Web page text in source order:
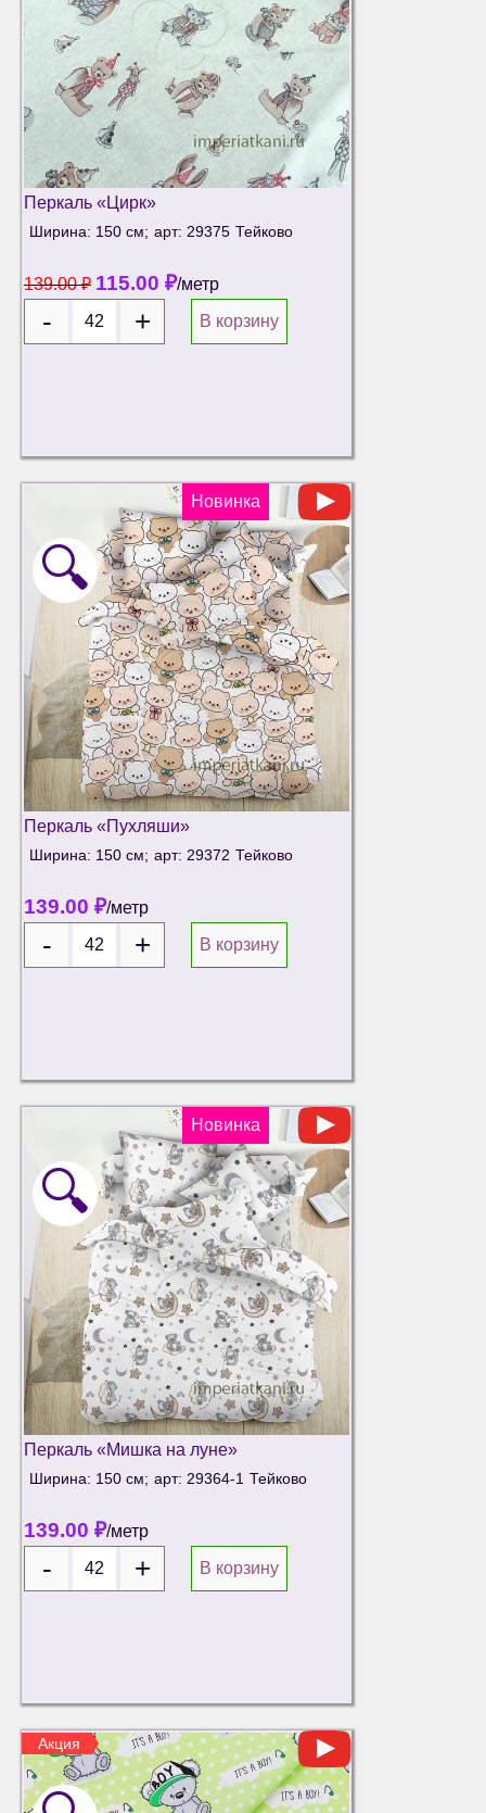
Перкаль «Цирк»
Ширина: 150 см; арт: 29375 Тейково
139.00₽ 115.00 ₽/метр
В корзину
🔍
Новинка
Перкаль «Пухляши»
Ширина: 150 см; арт: 29372 Тейково
139.00 ₽/метр
В корзину
🔍
Новинка
Перкаль «Мишка на луне»
Ширина: 150 см; арт: 29364-1 Тейково
139.00 ₽/метр
В корзину
Акция